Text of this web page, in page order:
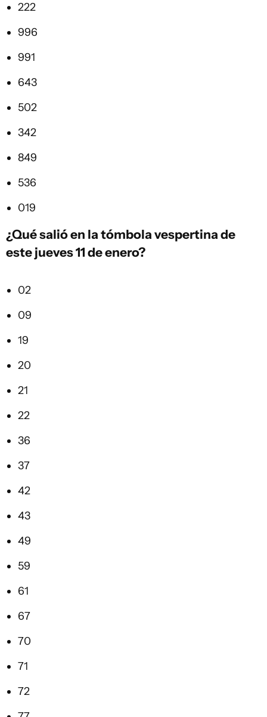
222
996
991
643
502
342
849
536
019
¿Qué salió en la tómbola vespertina de
este jueves 11 de enero?
02
09
19
20
21
22
36
37
42
43
49
59
61
67
70
71
72